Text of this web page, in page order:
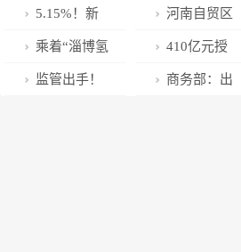
聚群 全力打造
绿色铝精深加
工聚集区
春备年货 大街
小巷年味浓
5.15%！新
华保险卓越优
选2022年结算
河南自贸区
郑州片区法院
金融纠纷调解
乘着“淄博氢
车”去送货
410亿元授
信折射的绿色
监管出手！ 商务部：出